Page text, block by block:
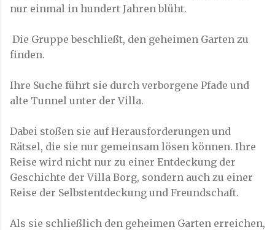
nur einmal in hundert Jahren blüht.
Die Gruppe beschließt, den geheimen Garten zu
finden.
Ihre Suche führt sie durch verborgene Pfade und
alte Tunnel unter der Villa.
Dabei stoßen sie auf Herausforderungen und
Rätsel, die sie nur gemeinsam lösen können. Ihre
Reise wird nicht nur zu einer Entdeckung der
Geschichte der Villa Borg, sondern auch zu einer
Reise der Selbstentdeckung und Freundschaft.
Als sie schließlich den geheimen Garten erreichen,